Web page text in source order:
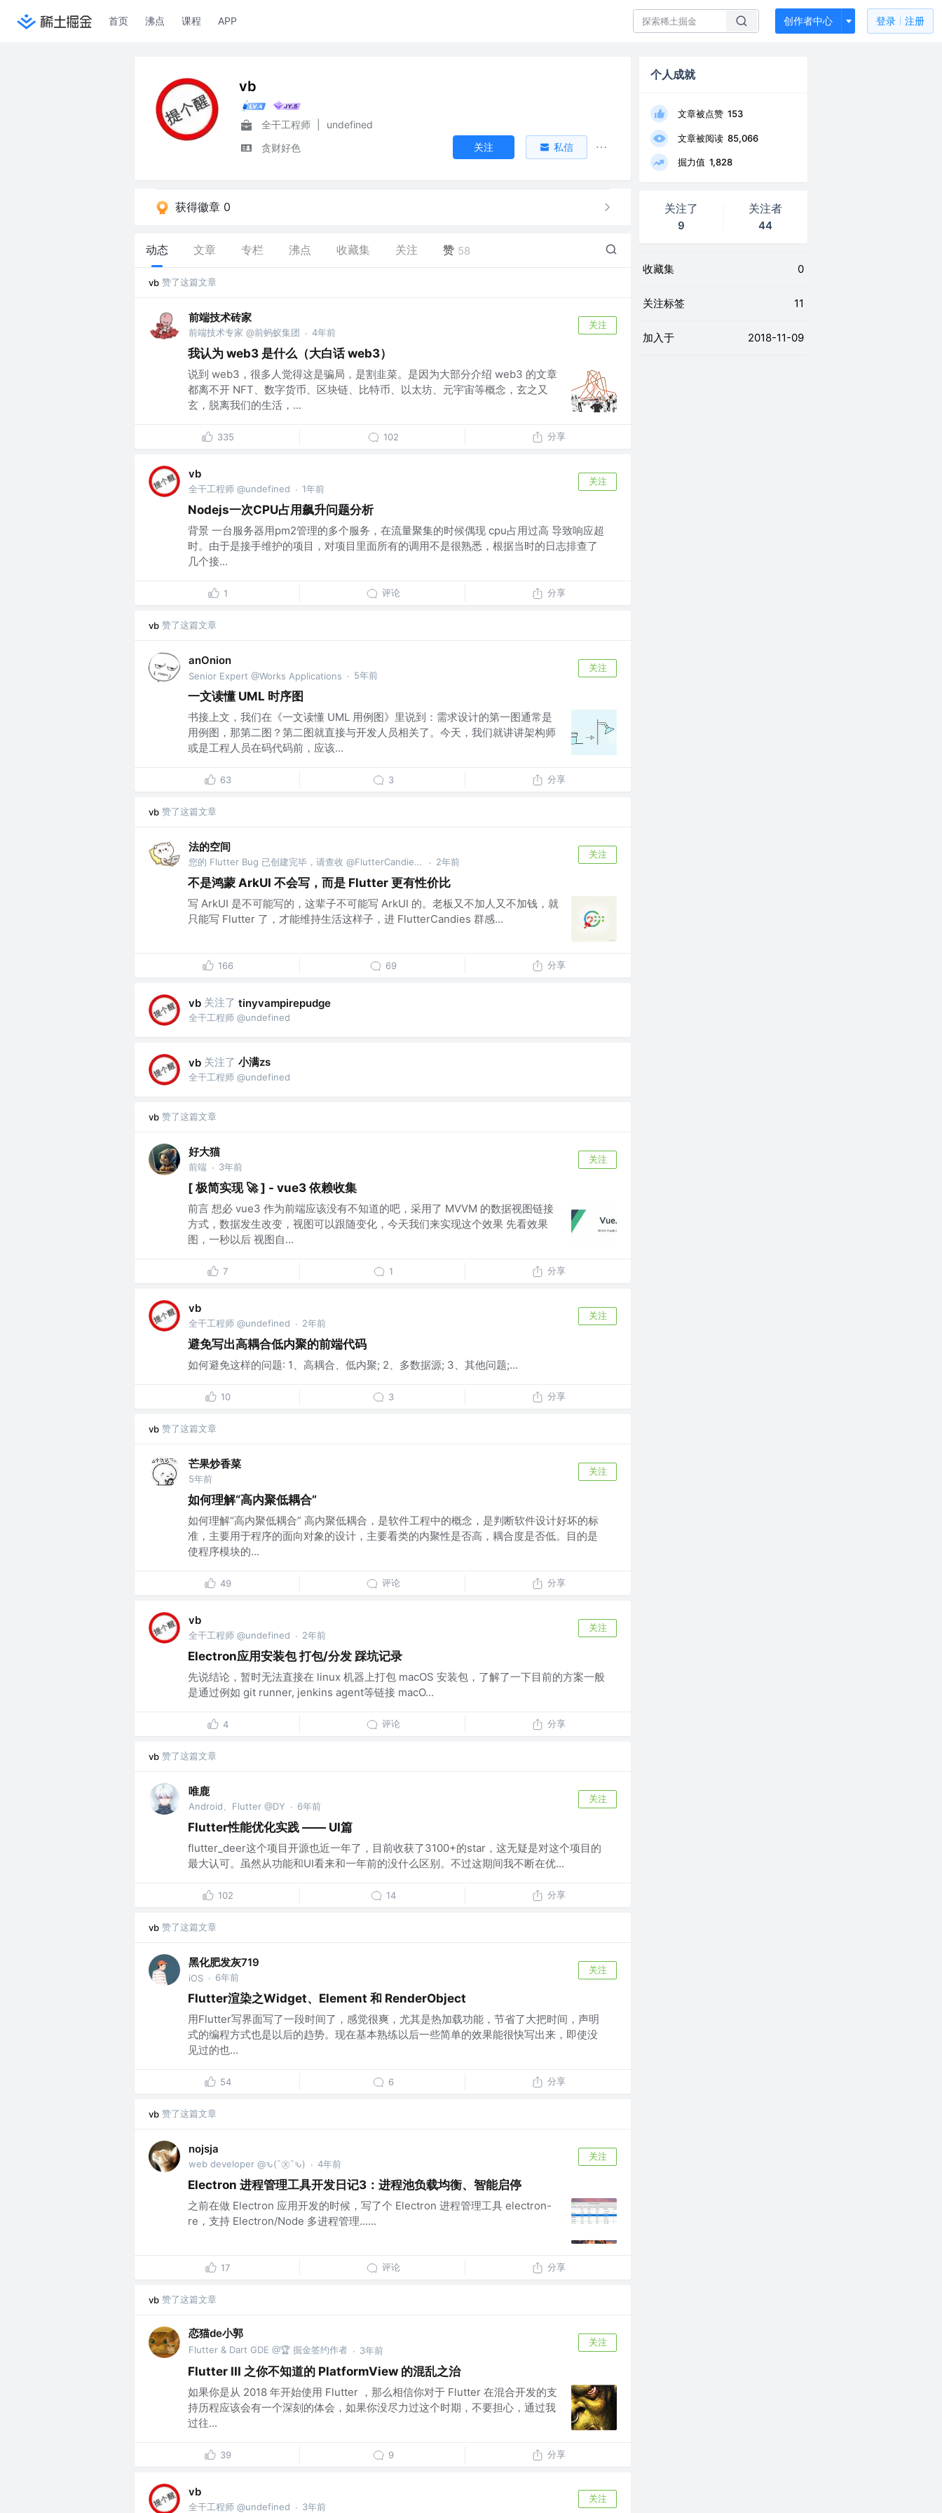
首页 沸点 课程 APP 创作者中心 登录 注册
vb
全干工程师
undefined
贪财好色
关注 私信
获得徽章 0
动态 文章 专栏 沸点 收藏集 关注 赞 58
vb 赞了这篇文章
前端技术砖家
前端技术专家 @前蚂蚁集团 · 4年前
关注
我认为 web3 是什么（大白话 web3）
说到 web3，很多人觉得这是骗局，是割韭菜。是因为大部分介绍 web3 的文章
都离不开 NFT、数字货币、区块链、比特币、以太坊、元宇宙等概念，玄之又
玄，脱离我们的生活，...
335 102 分享
vb
全干工程师 @undefined · 1年前
关注
Nodejs一次CPU占用飙升问题分析
背景 一台服务器用pm2管理的多个服务，在流量聚集的时候偶现 cpu占用过高 导致响应超
时。由于是接手维护的项目，对项目里面所有的调用不是很熟悉，根据当时的日志排查了
几个接...
1 评论 分享
vb 赞了这篇文章
anOnion
Senior Expert @Works Applications · 5年前
关注
一文读懂 UML 时序图
书接上文，我们在《一文读懂 UML 用例图》里说到：需求设计的第一图通常是
用例图，那第二图？第二图就直接与开发人员相关了。今天，我们就讲讲架构师
或是工程人员在码代码前，应该...
63 3 分享
vb 赞了这篇文章
法的空间
您的 Flutter Bug 已创建完毕，请查收 @FlutterCandies QQ群:181398081 · 2年前
关注
不是鸿蒙 ArkUI 不会写，而是 Flutter 更有性价比
写 ArkUI 是不可能写的，这辈子不可能写 ArkUI 的。老板又不加人又不加钱，就
只能写 Flutter 了，才能维持生活这样子，进 FlutterCandies 群感...
166 69 分享
vb 关注了 tinyvampirepudge
全干工程师 @undefined
vb 关注了 小满zs
全干工程师 @undefined
vb 赞了这篇文章
好大猫
前端 · 3年前
关注
[ 极简实现 🚀 ] - vue3 依赖收集
前言 想必 vue3 作为前端应该没有不知道的吧，采用了 MVVM 的数据视图链接
方式，数据发生改变，视图可以跟随变化，今天我们来实现这个效果 先看效果
图，一秒以后 视图自...
7 1 分享
vb
全干工程师 @undefined · 2年前
关注
避免写出高耦合低内聚的前端代码
如何避免这样的问题: 1、高耦合、低内聚; 2、多数据源; 3、其他问题;...
10 3 分享
vb 赞了这篇文章
芒果炒香菜
5年前
关注
如何理解“高内聚低耦合”
如何理解“高内聚低耦合” 高内聚低耦合，是软件工程中的概念，是判断软件设计好坏的标
准，主要用于程序的面向对象的设计，主要看类的内聚性是否高，耦合度是否低。目的是
使程序模块的...
49 评论 分享
vb
全干工程师 @undefined · 2年前
关注
Electron应用安装包 打包/分发 踩坑记录
先说结论，暂时无法直接在 linux 机器上打包 macOS 安装包，了解了一下目前的方案一般
是通过例如 git runner, jenkins agent等链接 macO...
4 评论 分享
vb 赞了这篇文章
唯鹿
Android、Flutter @DY · 6年前
关注
Flutter性能优化实践 —— UI篇
flutter_deer这个项目开源也近一年了，目前收获了3100+的star，这无疑是对这个项目的
最大认可。虽然从功能和UI看来和一年前的没什么区别。不过这期间我不断在优...
102 14 分享
vb 赞了这篇文章
黑化肥发灰719
iOS · 6年前
关注
Flutter渲染之Widget、Element 和 RenderObject
用Flutter写界面写了一段时间了，感觉很爽，尤其是热加载功能，节省了大把时间，声明
式的编程方式也是以后的趋势。现在基本熟练以后一些简单的效果能很快写出来，即使没
见过的也...
54 6 分享
vb 赞了这篇文章
nojsja
web developer @ԅ(¯㉨¯ԅ) · 4年前
关注
Electron 进程管理工具开发日记3：进程池负载均衡、智能启停
之前在做 Electron 应用开发的时候，写了个 Electron 进程管理工具 electron-
re，支持 Electron/Node 多进程管理......
17 评论 分享
vb 赞了这篇文章
恋猫de小郭
Flutter & Dart GDE @🏆 掘金签约作者 · 3年前
关注
Flutter III 之你不知道的 PlatformView 的混乱之治
如果你是从 2018 年开始使用 Flutter ，那么相信你对于 Flutter 在混合开发的支
持历程应该会有一个深刻的体会，如果你没尽力过这个时期，不要担心，通过我
过往...
39 9 分享
vb
全干工程师 @undefined · 3年前
关注
个人成就
文章被点赞 153
文章被阅读 85,066
掘力值 1,828
关注了
9
关注者
44
收藏集 0
关注标签 11
加入于 2018-11-09